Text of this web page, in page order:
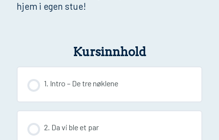
hjem i egen stue!
Kursinnhold
1. Intro – De tre nøklene
2. Da vi ble et par